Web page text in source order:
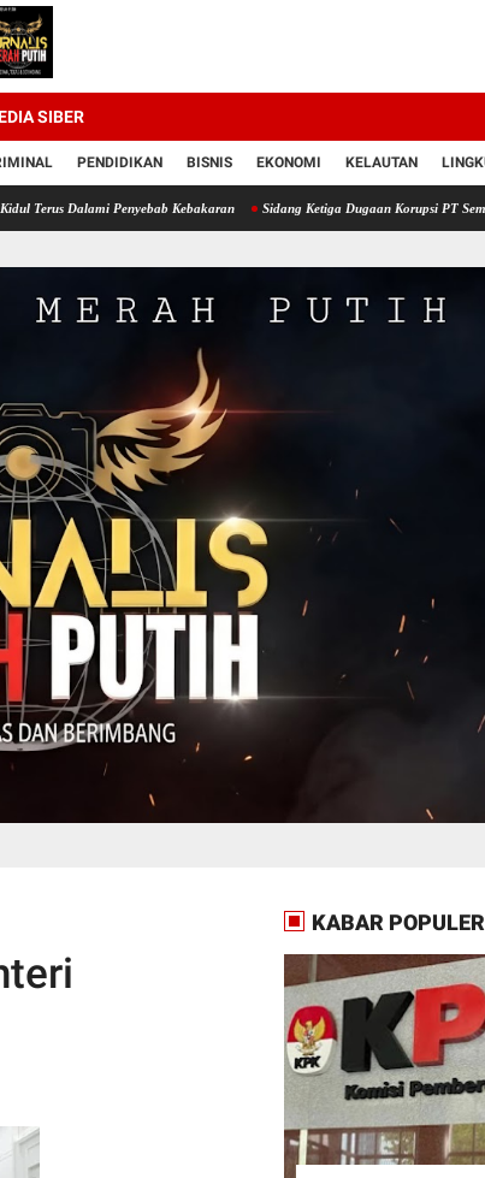
SIBER
PENDIDIKAN BISNIS EKONOMI KELAUTAN
Penyebab Kebakaran Sidang Ketiga Dugaan Korupsi PT Semen
KABAR POPULER